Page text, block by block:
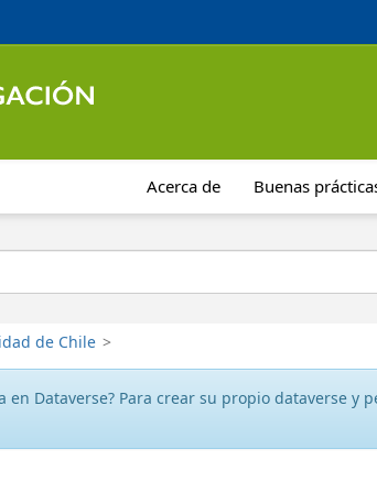
Acerca de Buenas
de Chile >
en Dataverse? Para crear su propio dataverse y